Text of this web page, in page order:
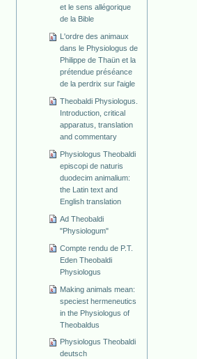
et le sens allégorique
de la Bible
L'ordre des animaux
dans le Physiologus de
Philippe de Thaün et la
prétendue préséance
de la perdrix sur l'aigle
Theobaldi Physiologus.
Introduction, critical
apparatus, translation
and commentary
Physiologus Theobaldi
episcopi de naturis
duodecim animalium:
the Latin text and
English translation
Ad Theobaldi
"Physiologum"
Compte rendu de P.T.
Eden Theobaldi
Physiologus
Making animals mean:
speciest hermeneutics
in the Physiologus of
Theobaldus
Physiologus Theobaldi
deutsch